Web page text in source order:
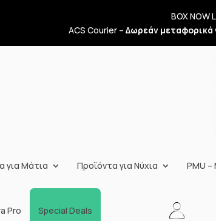
BOX
ACS Courier – Δωρεάν μεταφορικά
για Μάτια Προϊόντα για Νύχια PMU –
Pro Special Deals